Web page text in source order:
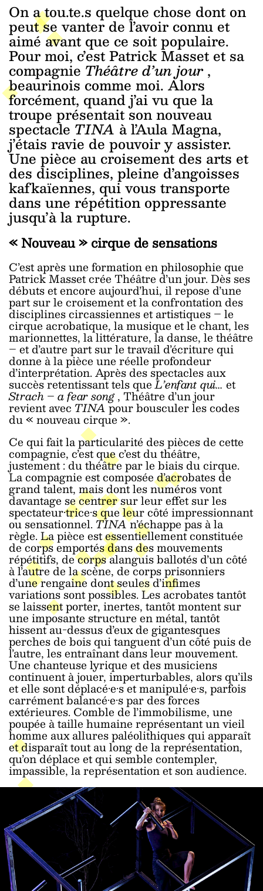
On a tou.te.s quelque chose dont on
peut se vanter de l’avoir connu et
aimé avant que ce soit populaire.
Pour moi, c’est Patrick Masset et sa
compagnie Théâtre d’un jour,
beaurinois comme moi. Alors
forcément, quand j’ai vu que la
troupe présentait son nouveau
spectacle TINA à l’Aula Magna,
j’étais ravie de pouvoir y assister.
Une pièce au croisement des arts et
des disciplines, pleine d’angoisses
kafkaïennes, qui vous transporte
dans une répétition oppressante
jusqu’à la rupture.
« Nouveau » cirque de sensations
C’est après une formation en philosophie que
Patrick Masset crée Théâtre d’un jour. Dès ses
débuts et encore aujourd’hui, il repose d’une
part sur le croisement et la confrontation des
disciplines circassiennes et artistiques – le
cirque acrobatique, la musique et le chant, les
marionnettes, la littérature, la danse, le théâtre
– et d’autre part sur le travail d’écriture qui
donne à la pièce une réelle profondeur
d’interprétation. Après des spectacles aux
succès retentissant tels queL’enfant qui... et
Strach – a fear song, Théâtre d’un jour
revient avec TINApour bousculer les codes
du « nouveau cirque ».
Ce qui fait la particularité des pièces de cette
compagnie, c’est que c’est du théâtre,
justement : du théâtre par le biais du cirque.
La compagnie est composée d’acrobates de
grand talent, mais dont les numéros vont
davantage se centrer sur leur effet sur les
spectateur·trice·s que leur côté impressionnant
ou sensationnel. TINAn’échappe pas à la
règle. La pièce est essentiellement constituée
de corps emportés dans des mouvements
répétitifs, de corps alanguis ballotés d’un côté
à l’autre de la scène, de corps prisonniers
d’une rengaine dont seules d’infimes
variations sont possibles. Les acrobates tantôt
se laissent porter, inertes, tantôt montent sur
une imposante structure en métal, tantôt
hissent au-dessus d’eux de gigantesques
perches de bois qui tanguent d’un côté puis de
l’autre, les entraînant dans leur mouvement.
Une chanteuse lyrique et des musiciens
continuent à jouer, imperturbables, alors qu’ils
et elle sont déplacé·e·s et manipulé·e·s, parfois
carrément balancé·e·s par des forces
extérieures. Comble de l’immobilisme, une
poupée à taille humaine représentant un vieil
homme aux allures paléolithiques qui apparaît
et disparaît tout au long de la représentation,
qu’on déplace et qui semble contempler,
impassible, la représentation et son audience.